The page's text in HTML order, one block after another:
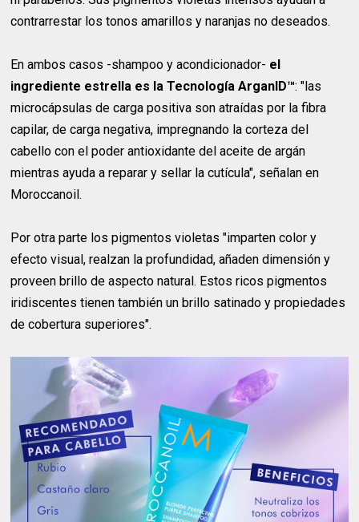
contrarrestar los tonos amarillos y naranjas no deseados.
En ambos casos -shampoo y acondicionador- el
ingrediente estrella es la Tecnología ArganID™: "las
microcápsulas de carga positiva son atraídas por la fibra
capilar, de carga negativa, impregnando la corteza del
cabello con el poder antioxidante del aceite de argán
mientras ayuda a reparar y sellar la cutícula", señalan en
Moroccanoil.
Por otra parte los pigmentos violetas "imparten color y
efecto visual, realzan la profundidad, añaden dimensión y
proveen brillo de aspecto natural. Estos ricos pigmentos
iridiscentes tienen también un brillo satinado y propiedades
de cobertura superiores".